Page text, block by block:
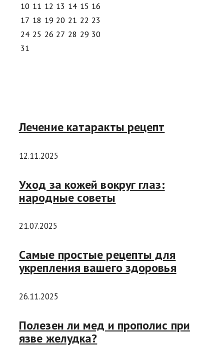
10 11 12 13 14 15 16
17 18 19 20 21 22 23
24 25 26 27 28 29 30
31
Лечение катаракты рецепт
12.11.2025
Уход за кожей вокруг глаз:
народные советы
21.07.2025
Самые простые рецепты для
укрепления вашего здоровья
26.11.2025
Полезен ли мед и прополис при
язве желудка?